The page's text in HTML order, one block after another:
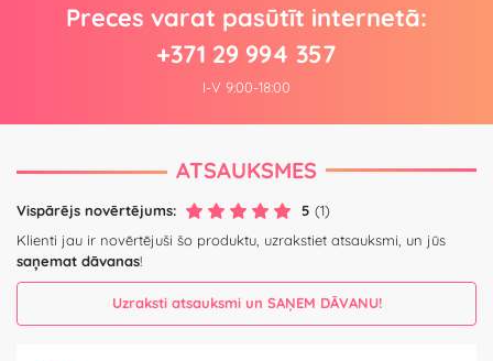
Preces varat pasūtīt internetā:
+371 29 994 357
I-V 9:00-18:00
ATSAUKSMES
Vispārējs novērtējums: 5 (1)
Klienti jau ir novērtējuši šo produktu, uzrakstiet atsauksmi, un jūs
saņemat dāvanas!
Uzraksti atsauksmi un SAŅEM DĀVANU!